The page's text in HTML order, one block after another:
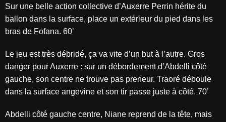
Sur une belle action collective d’Auxerre Perrin hérite du
ballon dans la surface, place un extérieur du pied dans les
bras de Fofana. 60’
Le jeu est très débridé, ça va vite d’un but à l’autre. Gros
danger pour Auxerre : sur un débordement d’Abdelli côté
gauche, son centre ne trouve pas preneur. Traoré déboule
dans la surface angevine et son tir passe juste à côté. 70’
Abdelli côté gauche centre, Niane reprend de la tête, mais